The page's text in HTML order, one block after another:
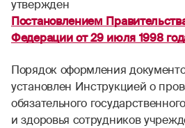
утвержден
Постановлением
Федерации от 29 июля 1998
Порядок оформления
установлен Инструкцией о
обязательного
и здоровья сотрудников